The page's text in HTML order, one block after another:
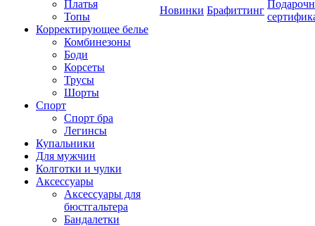
Платья
Топы
Корректирующее белье
Комбинезоны
Боди
Корсеты
Трусы
Шорты
Спорт
Спорт бра
Легинсы
Купальники
Для мужчин
Колготки и чулки
Аксессуары
Аксессуары для
бюстгальтера
Бандалетки
Новинки Брафиттинг